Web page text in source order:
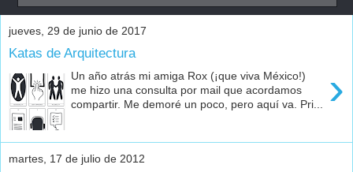
jueves, 29 de junio de 2017
Katas de Arquitectura
›
Un año atrás mi amiga Rox (¡que viva México!)
me hizo una consulta por mail que acordamos
compartir. Me demoré un poco, pero aquí va. Pri...
martes, 17 de julio de 2012